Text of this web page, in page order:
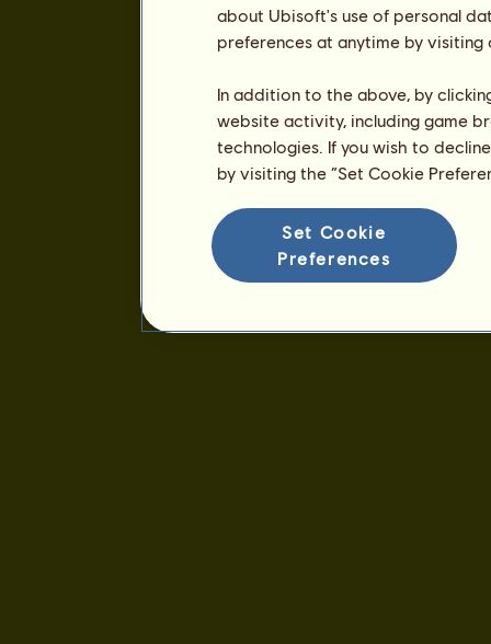
about Ubisoft's use of personal
preferences at anytime by
In addition to the above, by
website activity, including game
technologies. If you wish to
by visiting the “Set Cookie
Set Cookie
Preferences